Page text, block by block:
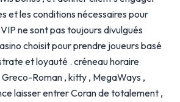
et les conditions nécessaires pour
ne sont pas toujours divulgués
choisit pour prendre joueurs basé
et loyauté . créneau horaire
Roman , kitty , MegaWays ,
laisser entrer Coran de totalement ,